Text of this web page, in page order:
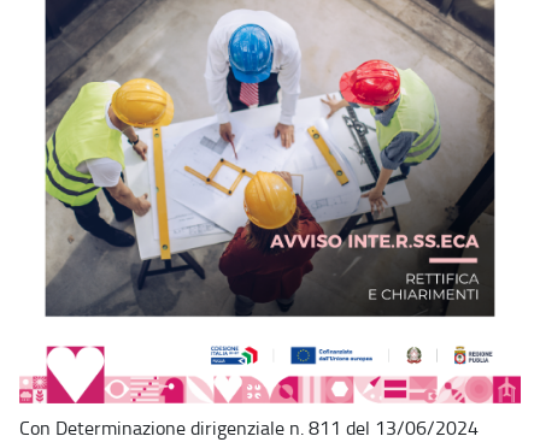
Con Determinazione dirigenziale n. 811 del 13/06/2024